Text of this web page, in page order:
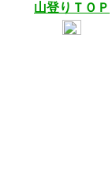
山登りＴＯＰ